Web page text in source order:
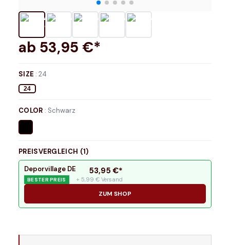
ab 53,95 €*
SIZE :24
24
COLOR : Schwarz
PREISVERGLEICH (1)
Deporvillage DE
BESTER PREIS
53,95 €*
+ 5,99 € Versand
ZUM SHOP